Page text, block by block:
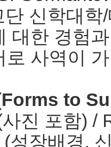
신학대
대한 경험
로 사역이
to
진 포함) /
성장배경,